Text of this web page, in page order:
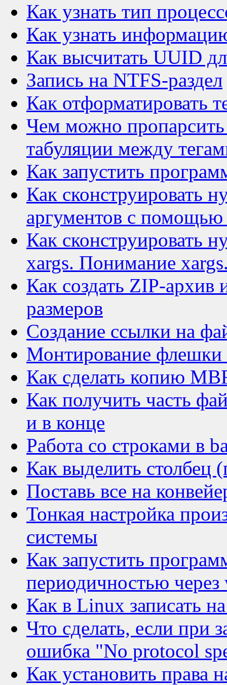
Как узнать тип
Как узнать
Как высчитать UUID
Запись на NTFS-раздел
Как отформатировать
Чем можно
табуляции между
Как запустить
Как сконструировать
аргументов с
Как сконструировать
xargs. Понимание
Как создать ZIP-архив
размеров
Создание ссылки на
Монтирование флешки
Как сделать копию
Как получить часть
и в конце
Работа со строками в
Как выделить столбец
Поставь все на
Тонкая настройка
системы
Как запустить
периодичностью через
Как в Linux записать
Что сделать, если при
ошибка "No protocol
Как установить права